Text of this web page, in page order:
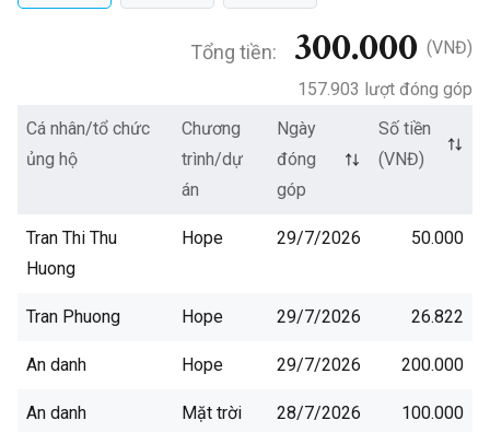
Tổng tiền: 300.000 (VNĐ)
157.903 lượt đóng góp
Cá nhân/tổ chức
ủng hộ
Chương
trình/dự
án
Ngày
đóng
góp
Số tiền
(VNĐ)
Tran Thi Thu
Huong
Hope 29/7/2026 50.000
Tran Phuong Hope 29/7/2026 26.822
An danh Hope 29/7/2026 200.000
An danh
Mặt trời
28/7/2026 100.000